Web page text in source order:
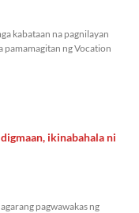
kabataan na pagnilayan
pamamagitan ng Vocation
ikinabahala ni
pagwawakas ng